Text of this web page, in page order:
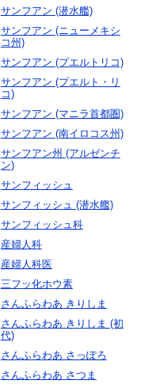
サンフアン (潜水艦)
サンフアン (ニューメキシ
コ州)
サンフアン (プエルトリコ)
サンフアン (プエルト・リ
コ)
サンフアン (マニラ首都圏)
サンフアン (南イロコス州)
サンフアン州 (アルゼンチ
ン)
サンフィッシュ
サンフィッシュ (潜水艦)
サンフィッシュ科
産婦人科
産婦人科医
三フッ化ホウ素
さんふらわあ きりしま
さんふらわあ きりしま (初
代)
さんふらわあ さっぽろ
さんふらわあ さつま